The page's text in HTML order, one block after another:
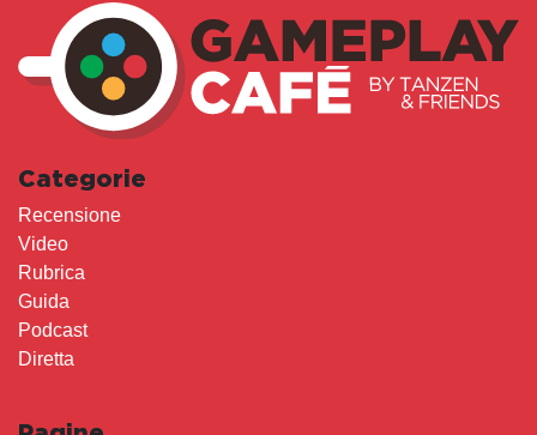
Categorie
Recensione
Video
Rubrica
Guida
Podcast
Diretta